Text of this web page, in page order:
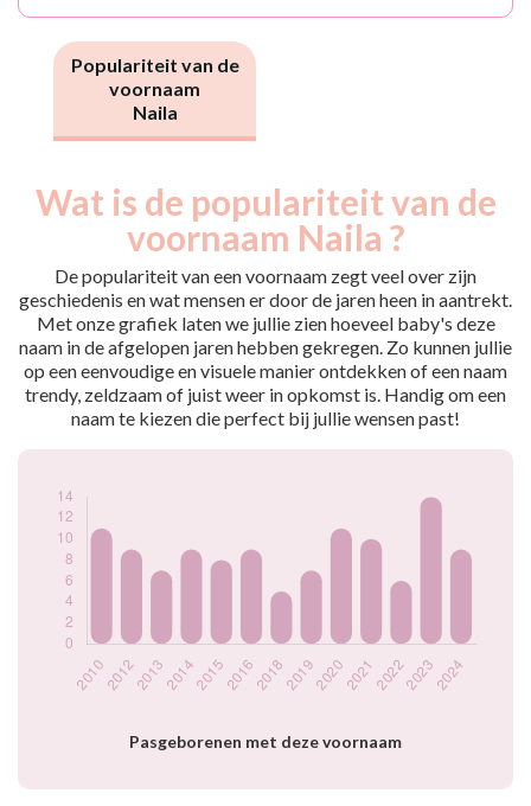
Populariteit van de
voornaam
Naila
Wat is de populariteit van de
voornaam Naila ?
De populariteit van een voornaam zegt veel over zijn
geschiedenis en wat mensen er door de jaren heen in aantrekt.
Met onze grafiek laten we jullie zien hoeveel baby's deze
naam in de afgelopen jaren hebben gekregen. Zo kunnen jullie
op een eenvoudige en visuele manier ontdekken of een naam
trendy, zeldzaam of juist weer in opkomst is. Handig om een
naam te kiezen die perfect bij jullie wensen past!
Pasgeborenen met deze voornaam
Popularité du
prénom Naila par
Année
Nouveaux-
nés
2012
9
2013
7
2014
9
2015
8
2016
9
2018
5
7
2022
2023
14